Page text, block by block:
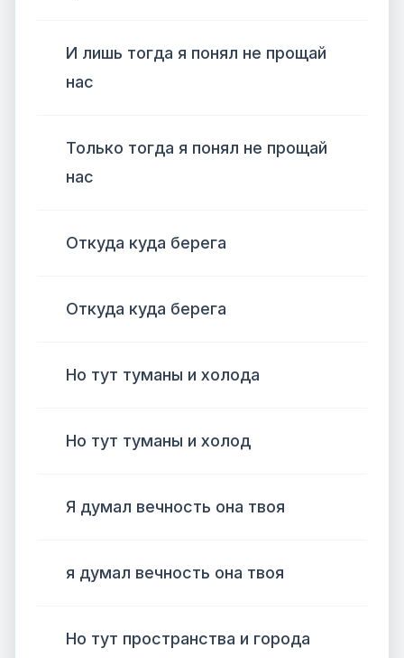
И лишь тогда я понял не прощай
нас
Только тогда я понял не прощай
нас
Откуда куда берега
Откуда куда берега
Но тут туманы и холода
Но тут туманы и холод
Я думал вечность она твоя
я думал вечность она твоя
Но тут пространства и города